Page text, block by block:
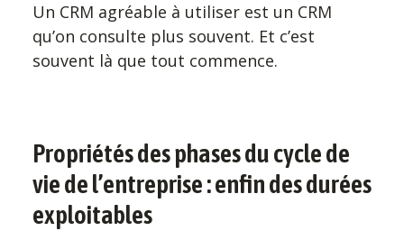
Un CRM agréable à utiliser est un CRM
qu’on consulte plus souvent. Et c’est
souvent là que tout commence.
Propriétés des phases du cycle de
vie de l’entreprise : enfin des durées
exploitables